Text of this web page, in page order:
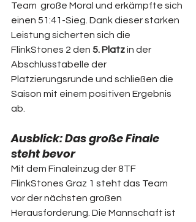
Team  große Moral und erkämpfte sich
einen 51:41-Sieg. Dank dieser starken
Leistung sicherten sich die
FlinkStones 2 den 5. Platz in der
Abschlusstabelle der
Platzierungsrunde und schließen die
Saison mit einem positiven Ergebnis
ab.
Ausblick: Das große Finale
steht bevor
Mit dem Finaleinzug der 8TF
FlinkStones Graz 1 steht das Team
vor der nächsten großen
Herausforderung. Die Mannschaft ist